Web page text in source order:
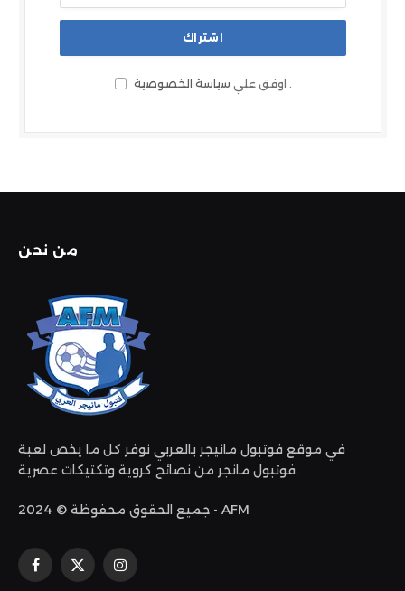
اوفق علي سياسة الخصوصية .
من نحن
في موقع فوتبول مانيجر بالعربي نوفر كل ما يخص لعبة
فوتبول مانجر من نصائح كروية وتكتيكات عصرية.
جميع الحقوق محفوظة © 2024 - AFM
فيسبوك
X
الانستغرام